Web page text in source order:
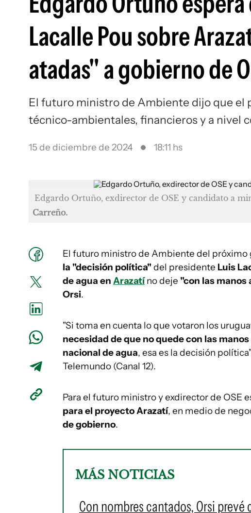
Lacalle Pou sobre
atadas" a gobierno de
El futuro ministro de Ambiente dijo que
técnico-ambientales, financieros y a nivel
15 de diciembre de 2024 18:11 hs
Edgardo Ortuño, exdirector de OSE y candidato a
Carreño.
El futuro ministro de Ambiente del próximo
la "decisión política"del presidente Luis
de agua en Arazatíno deje "con las manos
Orsi.
"Si toma en cuenta lo que votaron los
necesidad de que no quede con las
nacional de agua, esa es la decisión
Telemundo (Canal 12).
Para el futuro ministro y exdirector de OSE
para el proyecto Arazatí, en medio de
de gobierno.
MÁS NOTICIAS
Con nombres cantados, Orsi